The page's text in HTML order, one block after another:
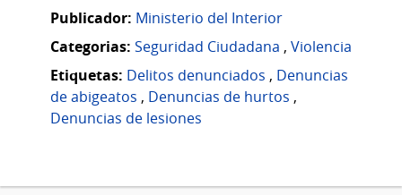
Publicador: Ministerio del Interior
Categorias: Seguridad Ciudadana , Violencia
Etiquetas: Delitos denunciados , Denuncias
de abigeatos , Denuncias de hurtos ,
Denuncias de lesiones